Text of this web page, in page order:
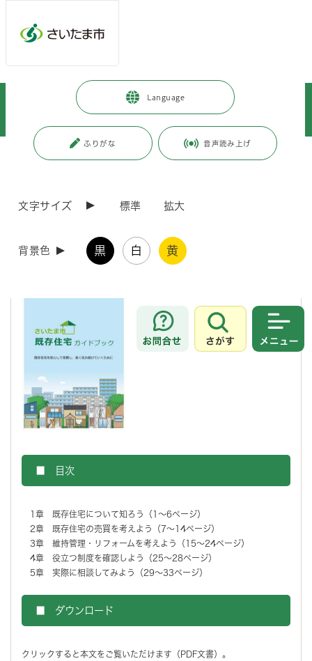
Language
ふりがな 音声読み上げ
文字サイズ 標準 拡大
背景色 黒 白 黄
お問合せ
さがす
暮らし・手続き > 住まい・暮らし・相談
住まいに関する情報
更新日付：2026年6月19日 / ページ番号：C113829
になるポイントや情報をまとめたものです。
以下にダウンロード版を公開しておりますので、ぜひご活用ください 。
※冊子版は作成しておりませんので、ご了承ください。
■ 目次
1章 既存住宅について知ろう（1～6ページ）
2章 既存住宅の売買を考えよう（7～14ページ）
3章 維持管理・リフォームを考えよう（15～24ページ）
4章 役立つ制度を確認しよう（25～28ページ）
5章 実際に相談してみよう（29～33ページ）
■ ダウンロード
クリックすると本文をご覧いただけます（PDF文書）。